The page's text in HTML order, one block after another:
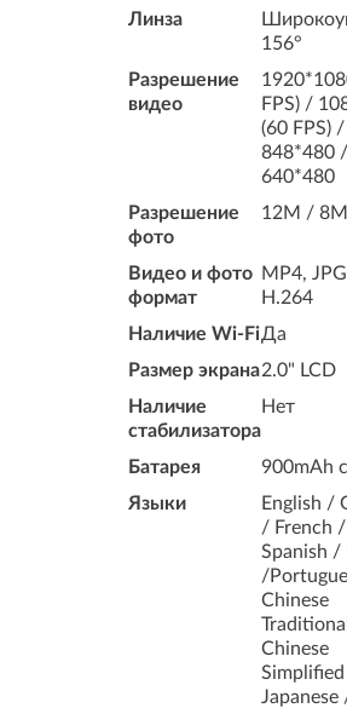
Линза
156°
Разрешение
видео
FPS) /
(60 FPS) /
848*480 /
640*480
Разрешение
фото
12M /
Видео и фото
формат
MP4,
H.264
Наличие Wi-FiДа
Размер экрана2.0" LCD
Наличие
стабилизатора
Нет
Батарея
900mAh
Языки
English /
/ French /
Spanish /
/
Chinese
Chinese
Japanese